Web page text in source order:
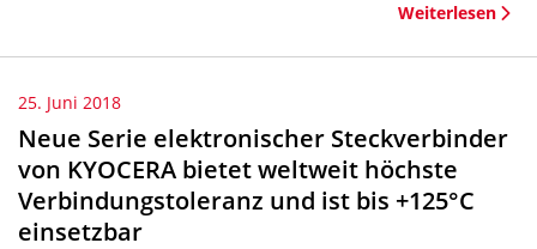
Weiterlesen
25. Juni 2018
Neue Serie elektronischer Steckverbinder
von KYOCERA bietet weltweit höchste
Verbindungstoleranz und ist bis +125°C
einsetzbar